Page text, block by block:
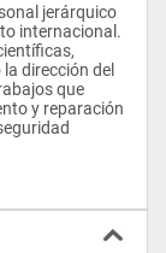
jerárquico
internacional.
dirección del
que
y reparación